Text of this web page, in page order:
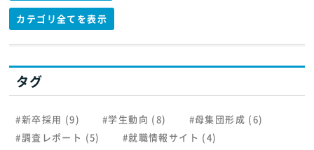
カテゴリ全てを表示
タグ
#新卒採用 (9) #学生動向 (8)
#母集団形成 (6)
#調査レポート (5)
#就職情報サイト (4)